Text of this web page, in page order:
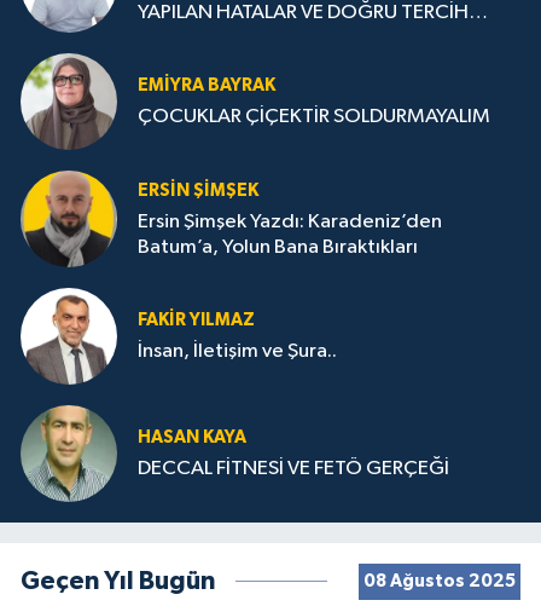
YAPILAN HATALAR VE DOĞRU TERCİH
EMIYRA BAYRAK
ÇOCUKLAR ÇİÇEKTİR SOLDURMAYALIM
ERSIN ŞIMŞEK
Ersin Şimşek Yazdı: Karadeniz’den
Batum’a, Yolun Bana Bıraktıkları
FAKIR YILMAZ
İnsan, İletişim ve Şura..
HASAN KAYA
DECCAL FİTNESİ VE FETÖ GERÇEĞİ
Geçen Yıl Bugün 08 Ağustos 2025